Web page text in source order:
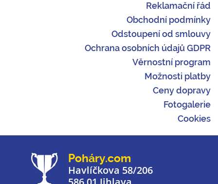
Reklamační řád
Obchodní podmínky
Odstoupení od smlouvy
Ochrana osobních údajů GDPR
Věrnostní program
Možnosti platby
Ceny dopravy
Fotogalerie
Cookies
Poháry.com
Havlíčkova 58/206